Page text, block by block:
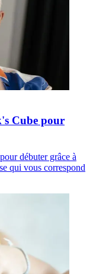
Cube pour
débuter grâce à
qui vous correspond